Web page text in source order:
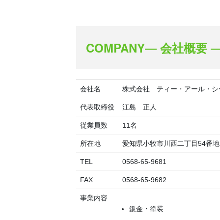
COMPANY― 会社概要
会社名 株式会社 ティー・アール・シ
代表取締役 江島 正人
従業員数 11名
所在地 愛知県小牧市川西二丁目54番地
TEL 0568-65-9681
FAX 0568-65-9682
事業内容
鈑金・塗装